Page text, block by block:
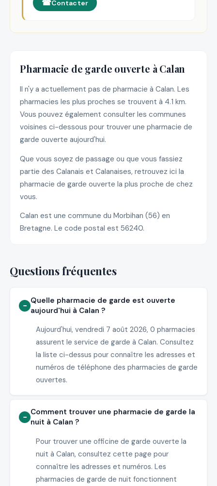
Contacter
Pharmacie de garde ouverte à Calan
Il n'y a actuellement pas de pharmacie à Calan. Les
pharmacies les plus proches se trouvent à 4.1 km.
Vous pouvez également consulter les communes
voisines ci-dessous pour trouver une pharmacie de
garde ouverte aujourd'hui.
Que vous soyez de passage ou que vous fassiez
partie des Calanais et Calanaises, retrouvez ici la
pharmacie de garde ouverte la plus proche de chez
vous.
Calan est une commune du Morbihan (56) en
Bretagne. Le code postal est 56240.
Questions fréquentes
Quelle pharmacie de garde est ouverte
aujourd'hui à Calan ?
Aujourd'hui, vendredi 7 août 2026, 0 pharmacies
assurent le service de garde à Calan. Consultez
la liste ci-dessus pour connaître les adresses et
numéros de téléphone des pharmacies de garde
ouvertes.
Comment trouver une pharmacie de garde la
nuit à Calan ?
Pour trouver une officine de garde ouverte la
nuit à Calan, consultez cette page pour
connaître les adresses et numéros. Les
pharmacies de garde de nuit fonctionnent